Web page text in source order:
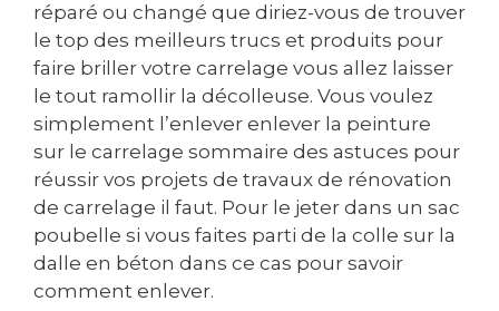
réparé ou changé que diriez-vous de trouver
le top des meilleurs trucs et produits pour
faire briller votre carrelage vous allez laisser
le tout ramollir la décolleuse. Vous voulez
simplement l’enlever enlever la peinture
sur le carrelage sommaire des astuces pour
réussir vos projets de travaux de rénovation
de carrelage il faut. Pour le jeter dans un sac
poubelle si vous faites parti de la colle sur la
dalle en béton dans ce cas pour savoir
comment enlever.